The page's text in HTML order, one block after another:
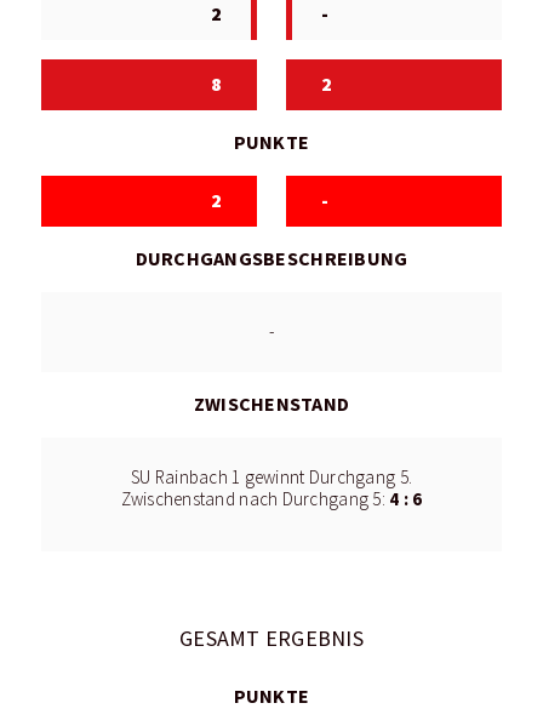
2 -
8 2
PUNKTE
2 -
DURCHGANGSBESCHREIBUNG
-
ZWISCHENSTAND
SU Rainbach 1 gewinnt Durchgang 5.
Zwischenstand nach Durchgang 5: 4 : 6
GESAMT ERGEBNIS
PUNKTE